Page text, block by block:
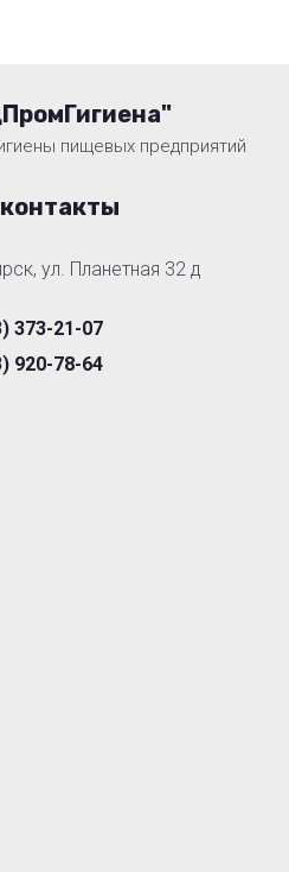
пищевых предприятий
ул. Планетная 32 д
373-21-07
920-78-64